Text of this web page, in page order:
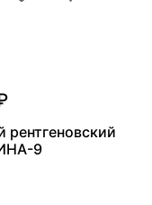
рентгеновский
9